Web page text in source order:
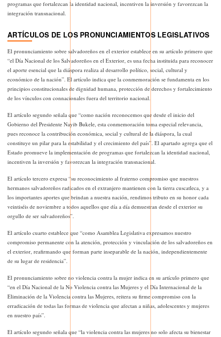
programas que fortalezcan la identidad nacional, incentiven la inversión y favorezcan la
integración transnacional.
ARTÍCULOS DE LOS PRONUNCIAMIENTOS LEGISLATIVOS
El pronunciamiento sobre salvadoreños en el exterior establece en su artículo primero que
“el Día Nacional de los Salvadoreños en el Exterior, es una fecha instituida para reconocer
el aporte esencial que la diáspora realiza al desarrollo político, social, cultural y
económico de la nación”. El artículo indica que la conmemoración se fundamenta en los
principios constitucionales de dignidad humana, protección de derechos y fortalecimiento
de los vínculos con connacionales fuera del territorio nacional.
El artículo segundo señala que “como nación reconocemos que desde el inicio del
Gobierno del Presidente Nayib Bukele, esta conmemoración toma especial relevancia,
pues reconoce la contribución económica, social y cultural de la diáspora, la cual
constituye un pilar para la estabilidad y el crecimiento del país”. El apartado agrega que el
Estado promueve la implementación de programas que fortalezcan la identidad nacional,
incentiven la inversión y favorezcan la integración transnacional.
El artículo tercero expresa “su reconocimiento al fraterno compromiso que nuestros
hermanos salvadoreños radicados en el extranjero mantienen con la tierra cuscatleca, y a
los importantes aportes que brindan a nuestra nación, rendimos tributo en su honor cada
veintiséis de noviembre a todos aquellos que día a día demuestran desde el exterior su
orgullo de ser salvadoreños”.
El artículo cuarto establece que “como Asamblea Legislativa expresamos nuestro
compromiso permanente con la atención, protección y vinculación de los salvadoreños en
el exterior, reafirmando que forman parte inseparable de la nación, independientemente
de su lugar de residencia”.
El pronunciamiento sobre no violencia contra la mujer indica en su artículo primero que
“en el Día Nacional de la No Violencia contra las Mujeres y el Día Internacional de la
Eliminación de la Violencia contra las Mujeres, reitera su firme compromiso con la
erradicación de todas las formas de violencia que afectan a niñas, adolescentes y mujeres
en nuestro país”.
El artículo segundo señala que “la violencia contra las mujeres no solo afecta su bienestar